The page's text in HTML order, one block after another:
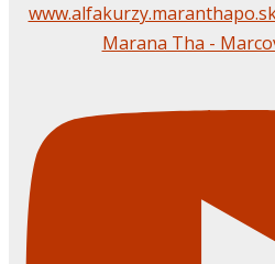
Marana Tha -